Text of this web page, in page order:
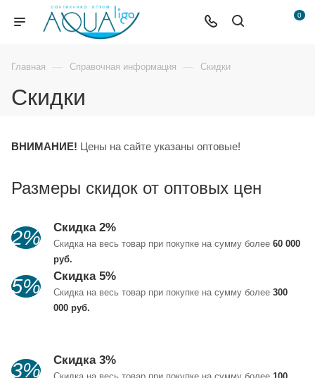
0
Главная — Справочная информация — Скидки
Скидки
ВНИМАНИЕ! Цены на сайте указаны оптовые!
Размеры скидок от оптовых цен
2% Скидка 2%
Скидка на весь товар при покупке на сумму более 60 000
руб.
5% Скидка 5%
Скидка на весь товар при покупке на сумму более 300
000 руб.
3% Скидка 3%